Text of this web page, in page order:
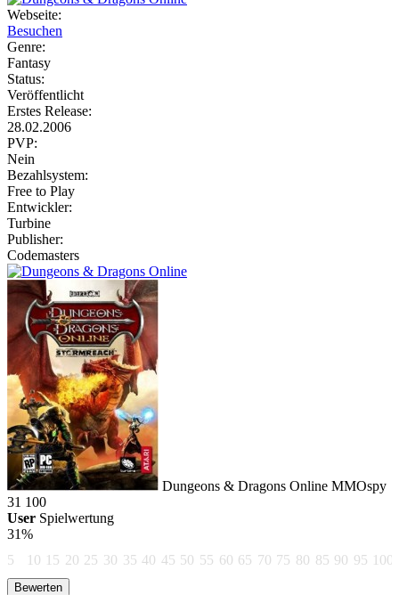
Webseite:
Besuchen
Genre:
Fantasy
Status:
Veröffentlicht
Erstes Release:
28.02.2006
PVP:
Nein
Bezahlsystem:
Free to Play
Entwickler:
Turbine
Publisher:
Codemasters
Dungeons & Dragons Online MMOspy
31 100
User Spielwertung
31%
5
10 15 20 25 30 35 40 45 50 55 60 65 70 75 80 85 90 95 100